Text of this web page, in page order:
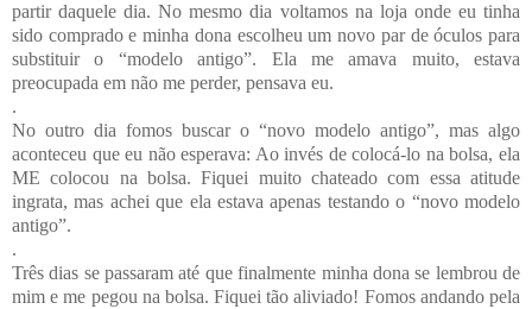
partir daquele dia. No mesmo dia voltamos na loja onde eu tinha
sido comprado e minha dona escolheu um novo par de óculos para
substituir o “modelo antigo”. Ela me amava muito, estava
preocupada em não me perder, pensava eu.
.
No outro dia fomos buscar o “novo modelo antigo”, mas algo
aconteceu que eu não esperava: Ao invés de colocá-lo na bolsa, ela
ME colocou na bolsa. Fiquei muito chateado com essa atitude
ingrata, mas achei que ela estava apenas testando o “novo modelo
antigo”.
.
Três dias se passaram até que finalmente minha dona se lembrou de
mim e me pegou na bolsa. Fiquei tão aliviado! Fomos andando pela